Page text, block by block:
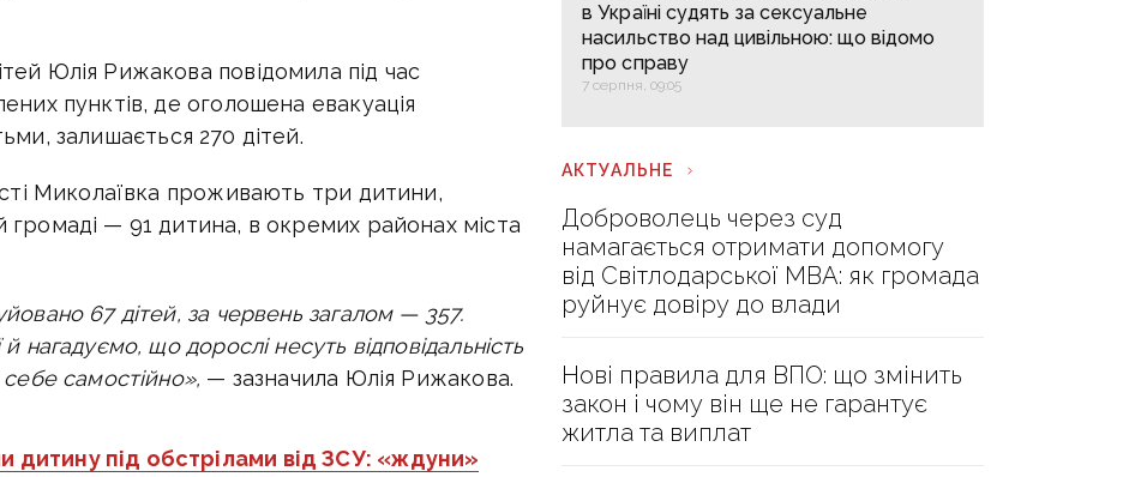
Юлія Рижакова повідомила під час
пунктів, де оголошена евакуація
залишається 270 дітей.
Миколаївка проживають три дитини,
громаді — 91 дитина, в окремих районах міста
67 дітей, за червень загалом — 357.
нагадуємо, що дорослі несуть відповідальність
самостійно», — зазначила Юлія Рижакова.
дитину під обстрілами від ЗСУ: «ждуни»
в Україні судять за сексуальне
насильство над цивільною: що відомо
про справу
7 серпня, 09:05
АКТУАЛЬНЕ
Доброволець через суд
намагається отримати допомогу
від Світлодарської МВА: як громада
руйнує довіру до влади
Нові правила для ВПО: що змінить
закон і чому він ще не гарантує
житла та виплат